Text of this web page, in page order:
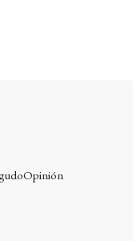
Opinión